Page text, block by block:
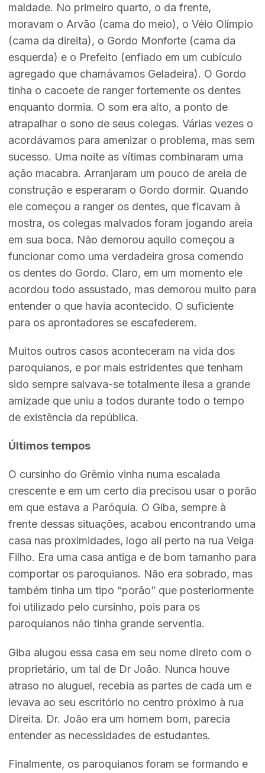
maldade. No primeiro quarto, o da frente,
moravam o Arvão (cama do meio), o Véio Olímpio
(cama da direita), o Gordo Monforte (cama da
esquerda) e o Prefeito (enfiado em um cubículo
agregado que chamávamos Geladeira). O Gordo
tinha o cacoete de ranger fortemente os dentes
enquanto dormia. O som era alto, a ponto de
atrapalhar o sono de seus colegas. Várias vezes o
acordávamos para amenizar o problema, mas sem
sucesso. Uma noite as vítimas combinaram uma
ação macabra. Arranjaram um pouco de areia de
construção e esperaram o Gordo dormir. Quando
ele começou a ranger os dentes, que ficavam à
mostra, os colegas malvados foram jogando areia
em sua boca. Não demorou aquilo começou a
funcionar como uma verdadeira grosa comendo
os dentes do Gordo. Claro, em um momento ele
acordou todo assustado, mas demorou muito para
entender o que havia acontecido. O suficiente
para os aprontadores se escafederem.
Muitos outros casos aconteceram na vida dos
paroquianos, e por mais estridentes que tenham
sido sempre salvava-se totalmente ilesa a grande
amizade que uniu a todos durante todo o tempo
de existência da república.
Últimos tempos
O cursinho do Grêmio vinha numa escalada
crescente e em um certo dia precisou usar o porão
em que estava a Paróquia. O Giba, sempre à
frente dessas situações, acabou encontrando uma
casa nas proximidades, logo ali perto na rua Veiga
Filho. Era uma casa antiga e de bom tamanho para
comportar os paroquianos. Não era sobrado, mas
também tinha um tipo “porão” que posteriormente
foi utilizado pelo cursinho, pois para os
paroquianos não tinha grande serventia.
Giba alugou essa casa em seu nome direto com o
proprietário, um tal de Dr João. Nunca houve
atraso no aluguel, recebia as partes de cada um e
levava ao seu escritório no centro próximo à rua
Direita. Dr. João era um homem bom, parecia
entender as necessidades de estudantes.
Finalmente, os paroquianos foram se formando e